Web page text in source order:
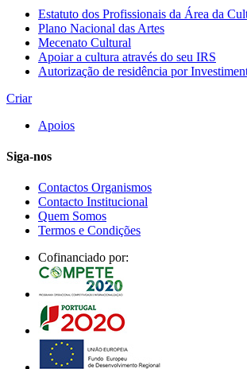
Estatuto dos Profissionais da Área da
Plano Nacional das Artes
Mecenato Cultural
Apoiar a cultura através do seu IRS
Autorização de residência por
Criar
Apoios
Siga-nos
Contactos Organismos
Contacto Institucional
Quem Somos
Termos e Condições
Cofinanciado por: